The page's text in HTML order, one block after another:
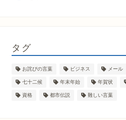
タグ
お詫びの言葉 ビジネス メール
七十二候 年末年始 年賀状
資格 都市伝説 難しい言葉